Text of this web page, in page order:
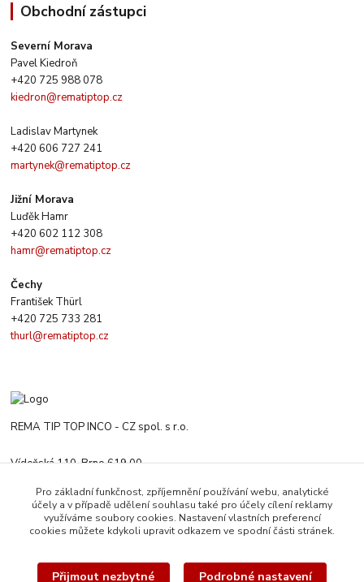
Obchodní zástupci
Severní Morava
Pavel Kiedroň
+420 725 988 078
kiedron@rematiptop.cz
Ladislav Martynek
+420 606 727 241
martynek@rematiptop.cz
Jižní Morava
Luďěk Hamr
+420 602 112 308
hamr@rematiptop.cz
Čechy
František Thürl
+420 725 733 281
thurl@rematiptop.cz
REMA TIP TOP INCO - CZ spol. s r.o.
Vídeňská 110, Brno 619 00
Po-Čt 8:00-16:00 h. Pa 8:00-13:30 h.
rematiptop@rematiptop.cz
Pro základní funkčnost, zpříjemnění používání webu, analytické
účely a v případě udělení souhlasu také pro účely cílení reklamy
využíváme soubory cookies. Nastavení vlastních preferencí
cookies můžete kdykoli upravit odkazem ve spodní části stránek.
Přijmout nezbytné Podrobné nastavení